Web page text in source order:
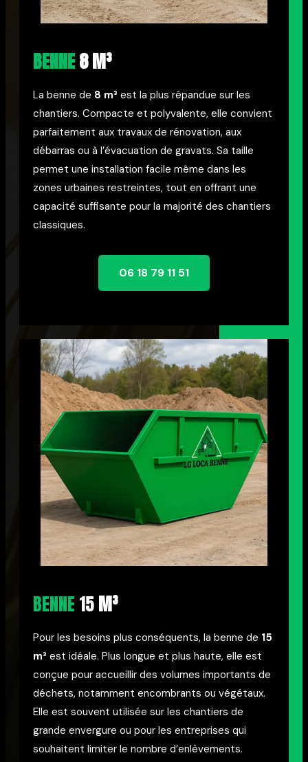
BENNE8 M³
La benne de 8 m³ est la plus répandue sur les
chantiers. Compacte et polyvalente, elle convient
parfaitement aux travaux de rénovation, aux
débarras ou à l’évacuation de gravats. Sa taille
permet une installation facile même dans les
zones urbaines restreintes, tout en offrant une
capacité suffisante pour la majorité des chantiers
classiques.
06 18 79 11 51
BENNE 15M³
Pour les besoins plus conséquents, la benne de 15
m³ est idéale. Plus longue et plus haute, elle est
conçue pour accueillir des volumes importants de
déchets, notamment encombrants ou végétaux.
Elle est souvent utilisée sur les chantiers de
grande envergure ou pour les entreprises qui
souhaitent limiter le nombre d’enlèvements.